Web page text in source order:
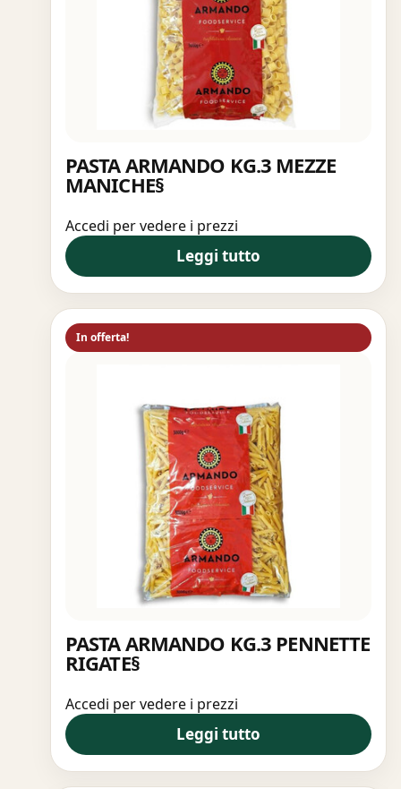
PASTA ARMANDO KG.3 MEZZE
MANICHE§
Accedi per vedere i prezzi
Leggi tutto
In offerta!
PASTA ARMANDO KG.3 PENNETTE
RIGATE§
Accedi per vedere i prezzi
Leggi tutto